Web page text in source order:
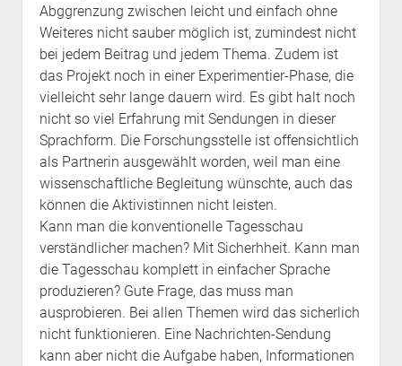
Abggrenzung zwischen leicht und einfach ohne
Weiteres nicht sauber möglich ist, zumindest nicht
bei jedem Beitrag und jedem Thema. Zudem ist
das Projekt noch in einer Experimentier-Phase, die
vielleicht sehr lange dauern wird. Es gibt halt noch
nicht so viel Erfahrung mit Sendungen in dieser
Sprachform. Die Forschungsstelle ist offensichtlich
als Partnerin ausgewählt worden, weil man eine
wissenschaftliche Begleitung wünschte, auch das
können die Aktivistinnen nicht leisten.
Kann man die konventionelle Tagesschau
verständlicher machen? Mit Sicherhheit. Kann man
die Tagesschau komplett in einfacher Sprache
produzieren? Gute Frage, das muss man
ausprobieren. Bei allen Themen wird das sicherlich
nicht funktionieren. Eine Nachrichten-Sendung
kann aber nicht die Aufgabe haben, Informationen